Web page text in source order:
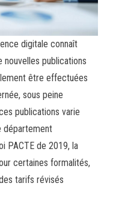
digitale connaît
publications
être effectuées
sous peine
publications varie
département
PACTE de 2019, la
certaines formalités,
tarifs révisés